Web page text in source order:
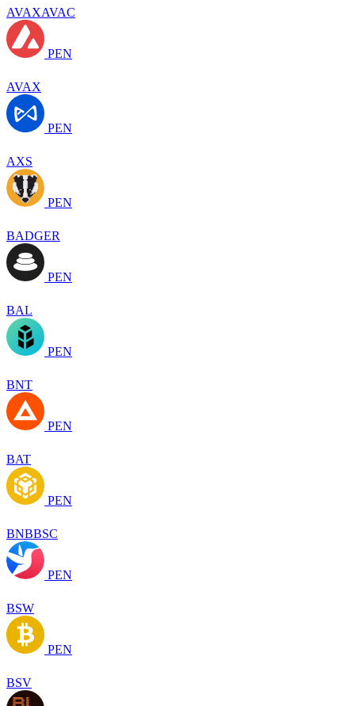
AVAXAVAC
PEN
AVAX
PEN
AXS
PEN
BADGER
PEN
BAL
PEN
BNT
PEN
BAT
PEN
BNBBSC
PEN
BSW
PEN
BSV